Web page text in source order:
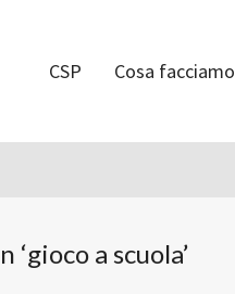
CSP Cosa facciamo
a scuola’